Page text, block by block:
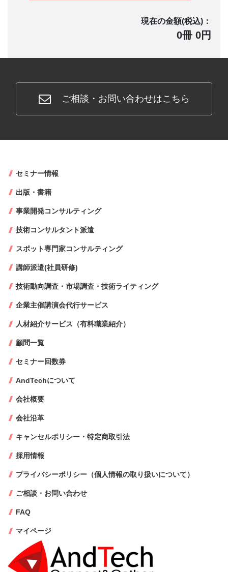
現在の金額(税込)：
0冊 0円
ご相談・お問い合わせはこちら
セミナー情報
出版・書籍
事業開発コンサルティング
技術コンサルタント派遣
スポット専門家コンサルティング
講師派遣(社員研修)
技術動向調査・市場調査・技術ライティング
企業主催講演会代行サービス
人材紹介サービス（有料職業紹介）
顧問一覧
セミナー回数券
AndTechについて
会社概要
会社沿革
キャンセルポリシー・特定商取引法
採用情報
プライバシーポリシー（個人情報の取り扱いについて）
ご相談・お問い合わせ
FAQ
マイページ